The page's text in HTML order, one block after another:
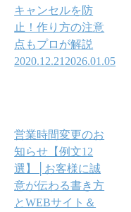
キャンセルを防
止！作り方の注意
点もプロが解説
2020.12.21 2026.01.05
営業時間変更のお
知らせ【例文12
選】│お客様に誠
意が伝わる書き方
とWEBサイト＆